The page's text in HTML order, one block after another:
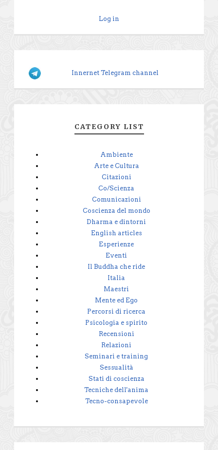
Log in
Innernet Telegram channel
CATEGORY LIST
Ambiente
Arte e Cultura
Citazioni
Co/Scienza
Comunicazioni
Coscienza del mondo
Dharma e dintorni
English articles
Esperienze
Eventi
Il Buddha che ride
Italia
Maestri
Mente ed Ego
Percorsi di ricerca
Psicologia e spirito
Recensioni
Relazioni
Seminari e training
Sessualità
Stati di coscienza
Tecniche dell'anima
Tecno-consapevole